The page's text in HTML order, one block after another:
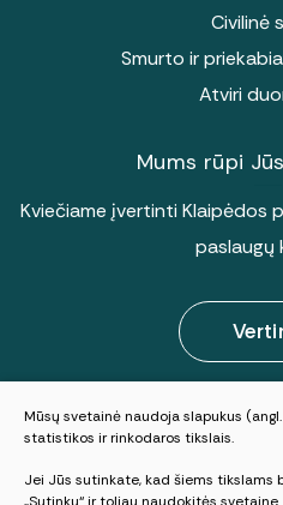
Civilinė
Smurto ir
Atviri
Mums rūpi
Kviečiame įvertinti Klaipėdos
paslaugų
© 2025 Visos
Duomenų
Mūsų svetainė naudoja slapukus
statistikos ir rinkodaros tikslais.
Jei Jūs sutinkate, kad šiems tikslams